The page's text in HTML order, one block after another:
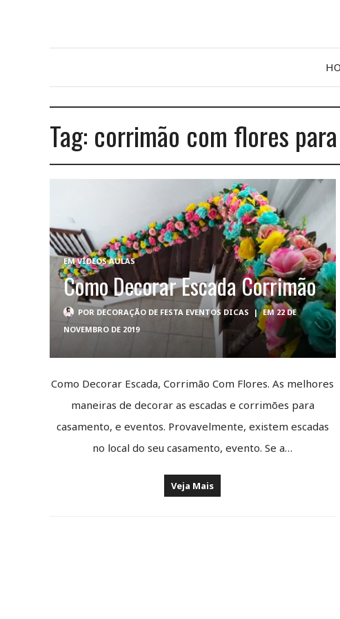
Tag: corrimão com flores
EMVÍDEOS AULAS
Como Decorar Escada Corrimão
POR DECORAÇÃO DE FESTA EVENTOS DICAS | EM 22 DE
NOVEMBRO DE 2019
Como Decorar Escada, Corrimão Com Flores. As melhores
maneiras de decorar as escadas e corrimões para
casamento, e eventos. Provavelmente, existem escadas
no local do seu casamento, evento. Se a…
Veja Mais